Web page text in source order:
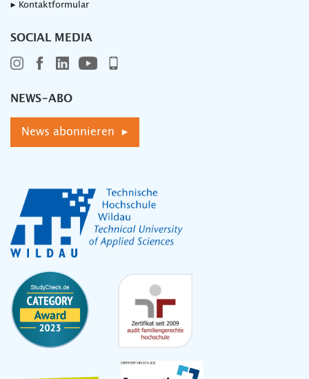
▸ Kontaktformular
SOCIAL MEDIA
NEWS-ABO
News abonnieren ▸